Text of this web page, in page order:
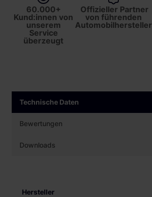
60.000+
Kund:innen von
unserem
Service
überzeugt
Offizieller Partner
von führenden
Automobilhersteller
Technische Daten
Bewertungen
Downloads
Hersteller